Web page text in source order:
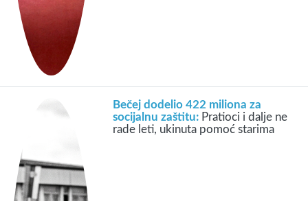
Bečej dodelio 422 miliona za
socijalnu zaštitu: Pratioci i dalje ne
rade leti, ukinuta pomoć starima